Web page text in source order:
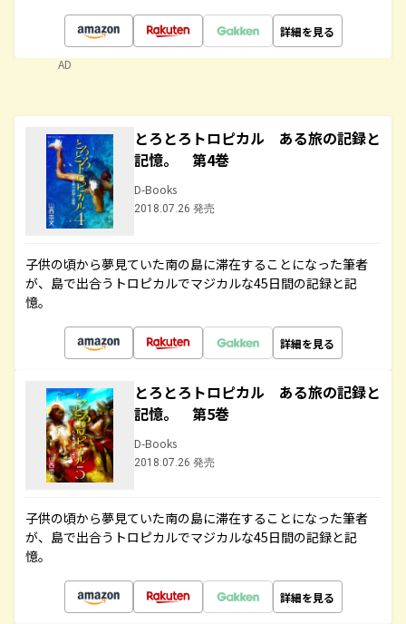
詳細を見る
AD
とろとろトロピカル ある旅の記録と
記憶。 第4巻
D-Books
2018.07.26 発売
子供の頃から夢見ていた南の島に滞在することになった筆者
が、島で出合うトロピカルでマジカルな45日間の記録と記
憶。
詳細を見る
とろとろトロピカル ある旅の記録と
記憶。 第5巻
D-Books
2018.07.26 発売
子供の頃から夢見ていた南の島に滞在することになった筆者
が、島で出合うトロピカルでマジカルな45日間の記録と記
憶。
詳細を見る